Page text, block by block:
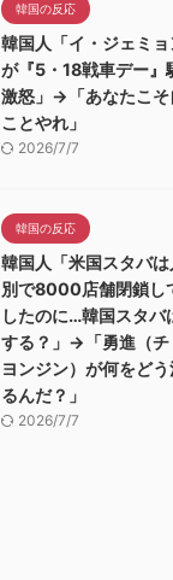
韓国の反応
韓国人「イ・ジェミ
が『5・18戦車デー』
激怒」→「あなたこそ
ことやれ」
2026/7/7
韓国の反応
韓国人「米国スタバ
別で8000店舗閉鎖し
したのに…韓国スタバ
する？」→「勇進（チ
ヨンジン）が何をど
るんだ？」
2026/7/7